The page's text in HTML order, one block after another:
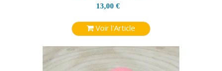
13,00 €
Voir l'Article